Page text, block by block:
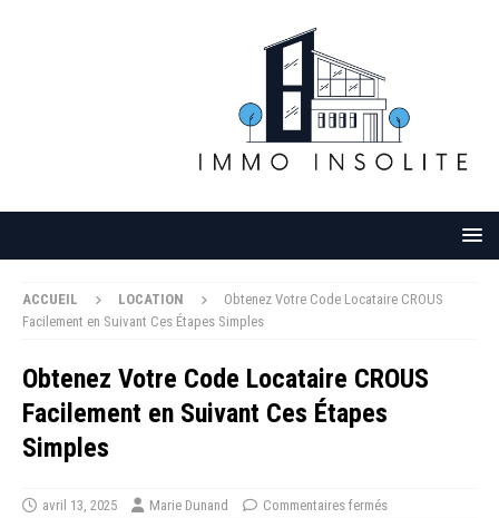
ACCUEIL LOCATION
Obtenez Votre Code Locataire CROUS
Facilement en Suivant Ces Étapes Simples
Obtenez Votre Code Locataire CROUS
Facilement en Suivant Ces Étapes
Simples
avril 13, 2025 Marie Dunand Commentaires fermés